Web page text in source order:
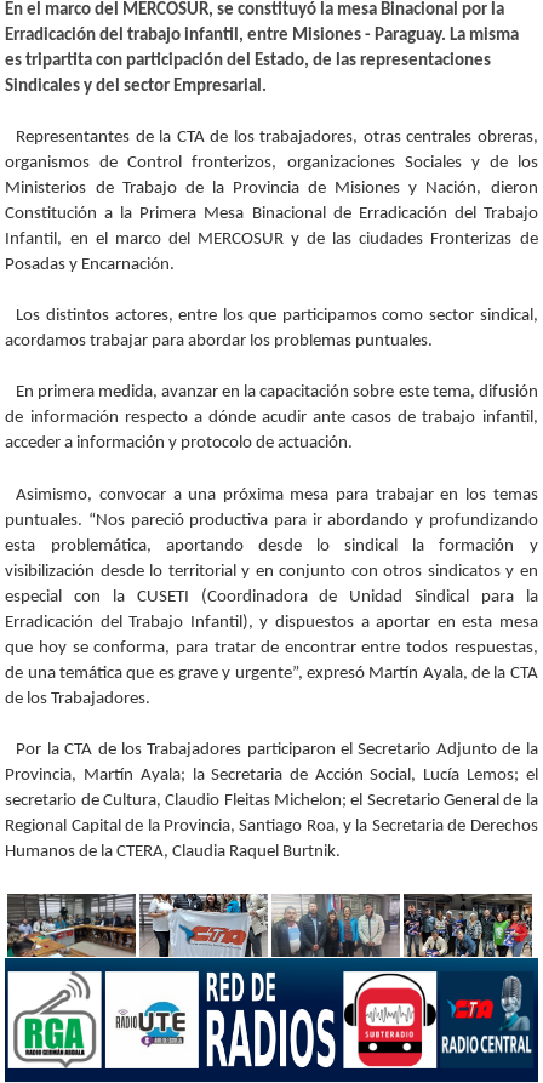
En el marco del MERCOSUR, se constituyó la mesa Binacional por la
Erradicación del trabajo infantil, entre Misiones - Paraguay. La misma
es tripartita con participación del Estado, de las representaciones
Sindicales y del sector Empresarial.
Representantes de la CTA de los trabajadores, otras centrales obreras,
organismos de Control fronterizos, organizaciones Sociales y de los
Ministerios de Trabajo de la Provincia de Misiones y Nación, dieron
Constitución a la Primera Mesa Binacional de Erradicación del Trabajo
Infantil, en el marco del MERCOSUR y de las ciudades Fronterizas de
Posadas y Encarnación.
Los distintos actores, entre los que participamos como sector sindical,
acordamos trabajar para abordar los problemas puntuales.
En primera medida, avanzar en la capacitación sobre este tema, difusión
de información respecto a dónde acudir ante casos de trabajo infantil,
acceder a información y protocolo de actuación.
Asimismo, convocar a una próxima mesa para trabajar en los temas
puntuales. “Nos pareció productiva para ir abordando y profundizando
esta problemática, aportando desde lo sindical la formación y
visibilización desde lo territorial y en conjunto con otros sindicatos y en
especial con la CUSETI (Coordinadora de Unidad Sindical para la
Erradicación del Trabajo Infantil), y dispuestos a aportar en esta mesa
que hoy se conforma, para tratar de encontrar entre todos respuestas,
de una temática que es grave y urgente”, expresó Martín Ayala, de la CTA
de los Trabajadores.
Por la CTA de los Trabajadores participaron el Secretario Adjunto de la
Provincia, Martín Ayala; la Secretaria de Acción Social, Lucía Lemos; el
secretario de Cultura, Claudio Fleitas Michelon; el Secretario General de la
Regional Capital de la Provincia, Santiago Roa, y la Secretaria de Derechos
Humanos de la CTERA, Claudia Raquel Burtnik.